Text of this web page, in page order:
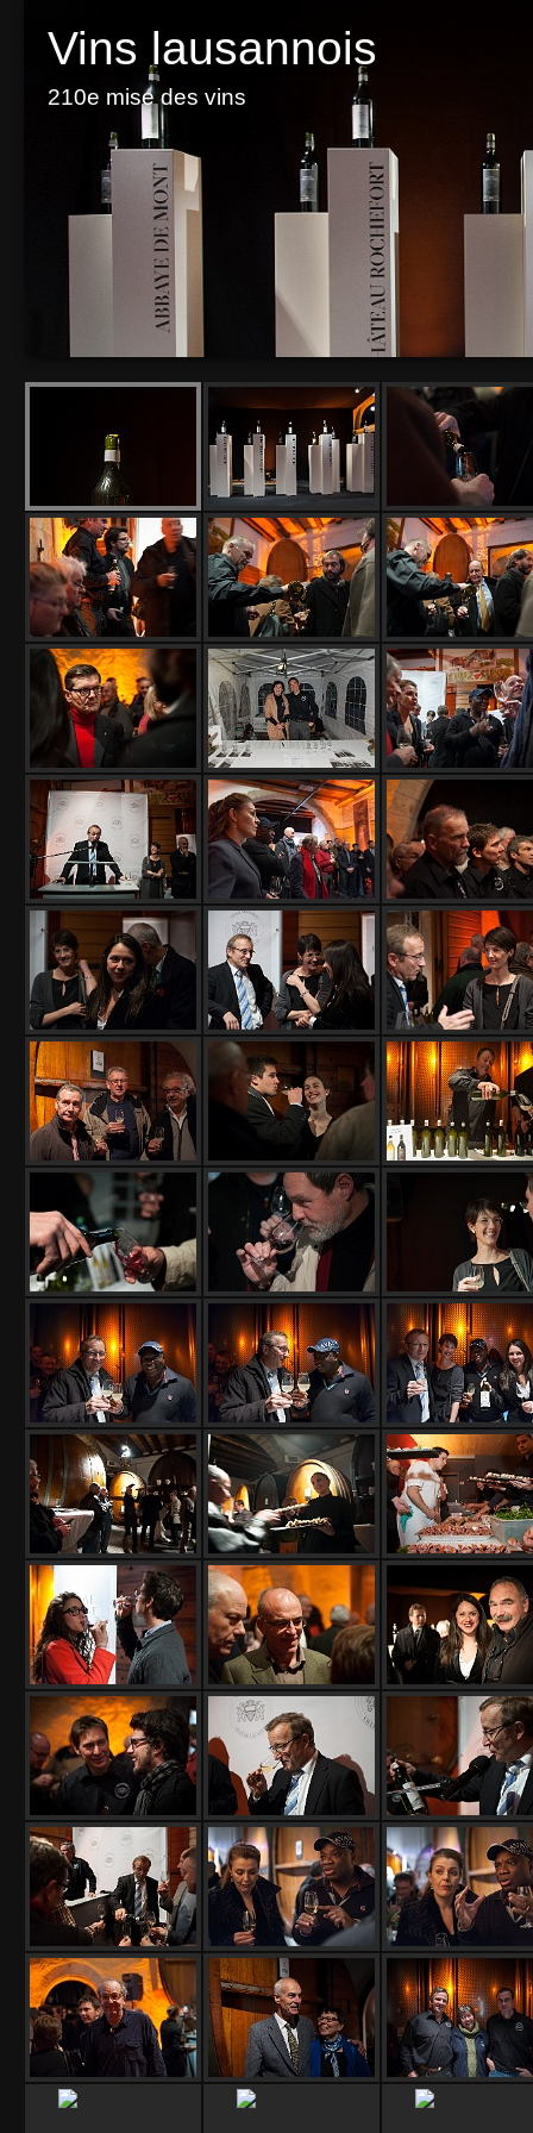
Vins lausannois
210e mise des vins